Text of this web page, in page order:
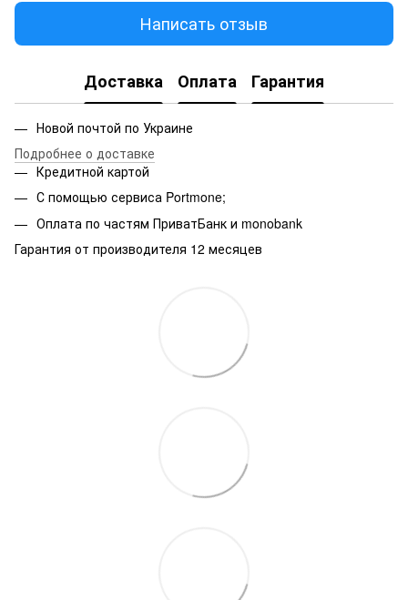
Написать отзыв
Доставка Оплата Гарантия
Новой почтой по Украине
Подробнее о доставке
Кредитной картой
С помощью сервиса Portmone;
Оплата по частям ПриватБанк и monobank
Гарантия от производителя 12 месяцев